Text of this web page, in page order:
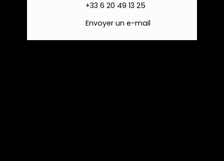
+33 6 20 49 13 25
Envoyer un e-mail